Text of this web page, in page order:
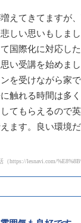
）
えてきてますが
しい思いもしま
国際化に対応し
い受講を始めまし
ンを受けながら家
触れる時間は多
てもらえるので
ます。良い環境
https://lesnavi.com/